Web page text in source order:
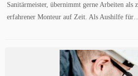
Sanitärmeister, übernimmt gerne Arbeiten als
erfahrener Monteur auf Zeit. Als Aushilfe für…